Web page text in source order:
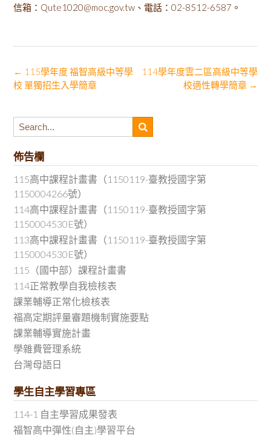
信箱：Qute1020@moc.gov.tw、電話：02-8512-6587。
Post
navigation
114學年度雲二區高級中等學
校適性轉學簡章 →
← 115學年度 福智高級中等學
校 單獨招生入學簡章
佈告欄
115高中課程計畫書（1150119-臺教授國字第
1150004266號）
114高中課程計畫書（1150119-臺教授國字第
1150004530E號）
113高中課程計畫書（1150119-臺教授國字第
1150004530E號）
115（國中部）課程計畫書
114正常教學自我檢核表
課業輔導正常化檢核表
福高定期評量審題機制實施要點
課業輔導實施計畫
學雜費管理系統
台灣母語日
學生自主學習專區
114-1 自主學習成果發表
福智高中彈性(自主)學習平台